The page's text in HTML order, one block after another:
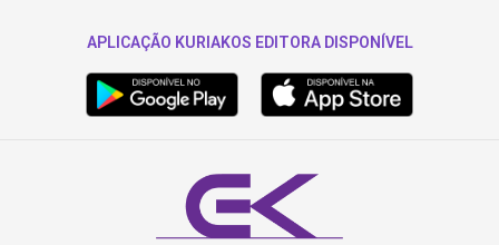
APLICAÇÃO KURIAKOS EDITORA DISPONÍVEL